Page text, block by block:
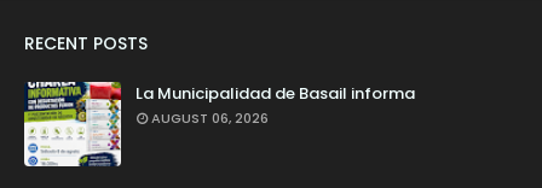
RECENT POSTS
La Municipalidad de Basail informa
AUGUST 06, 2026